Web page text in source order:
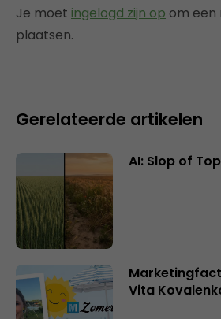
Je moet ingelogd zijn op om
plaatsen.
Gerelateerde artikelen
AI: Slop of
Vita